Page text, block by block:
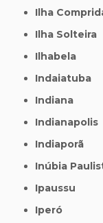
Ilha
Ilha Solteira
Ilhabela
Indaiatuba
Indiana
Indianapolis
Indiaporã
Inúbia
Ipaussu
Iperó